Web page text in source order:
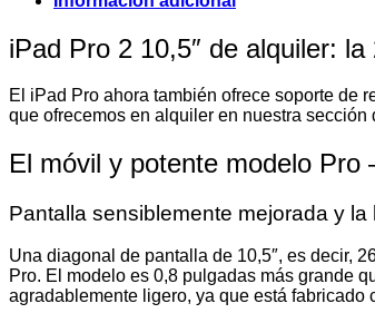
iPad Pro 2 10,5″ de alquiler:
El iPad Pro ahora también ofrece soporte de
que ofrecemos en alquiler en nuestra sección
El móvil y potente modelo Pro
Pantalla sensiblemente mejorada y
Una diagonal de pantalla de 10,5″, es decir,
Pro. El modelo es 0,8 pulgadas más grande
agradablemente ligero, ya que está